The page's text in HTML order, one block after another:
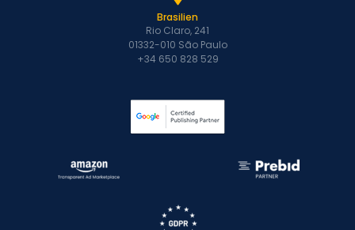
Brasilien
Rio Claro, 241
01332-010 São Paulo
+34 650 828 529